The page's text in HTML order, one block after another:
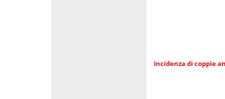
Incidenza di coppie